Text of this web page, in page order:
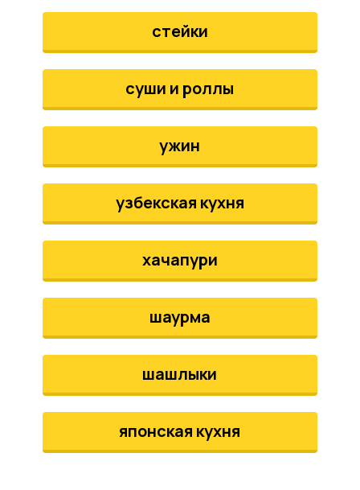
стейки
суши и роллы
ужин
узбекская кухня
хачапури
шаурма
шашлыки
японская кухня